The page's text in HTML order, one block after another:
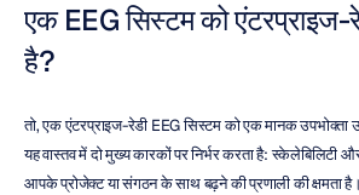
एक EEG सिस्टम को एंटरप्राइज-
है?
तो, एक एंटरप्राइज-रेडी EEG सिस्टम को एक मानक
यह वास्तव में दो मुख्य कारकों पर निर्भर करता है: स्केलेबिलिटी
आपके प्रोजेक्ट या संगठन के साथ बढ़ने की प्रणाली की क्षमता